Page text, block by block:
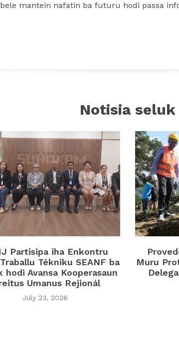
bele mantein nafatin ba futuru hodi passa
Notisia seluk
Partisipa iha Enkontru
Tékniku SEANF ba
hodi Avansa Kooperasaun
Umanus Rejionál
July 23, 2026
Muru